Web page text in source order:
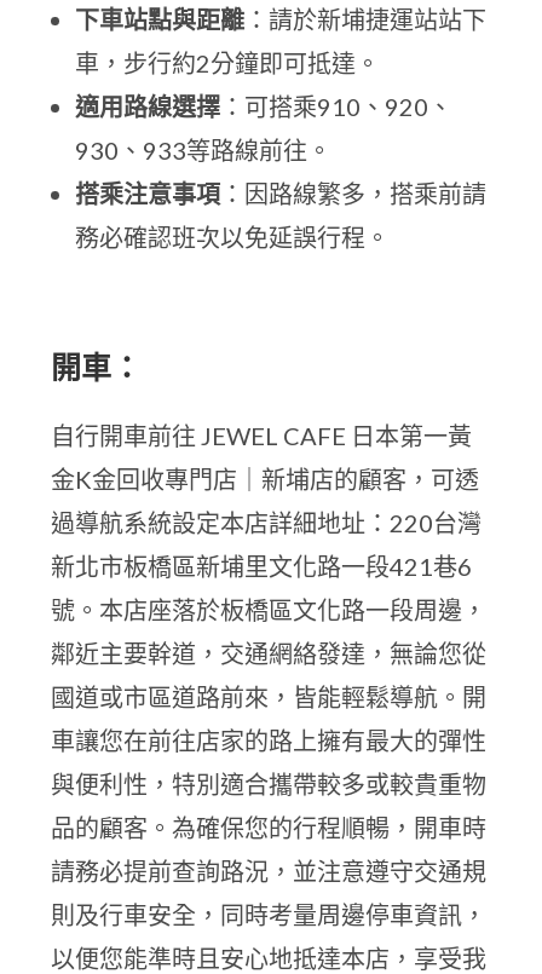
下車站點與距離 ：請於新埔捷運站站下
車，步行約2分鐘即可抵達。
適用路線選擇 ：可搭乘910、920、
930、933等路線前往。
搭乘注意事項 ：因路線繁多，搭乘前請
務必確認班次以免延誤行程。
開車：
自行開車前往 JEWEL CAFE 日本第一黃
金K金回收專門店｜新埔店的顧客，可透
過導航系統設定本店詳細地址：220台灣
新北市板橋區新埔里文化路一段421巷6
號。本店座落於板橋區文化路一段周邊，
鄰近主要幹道，交通網絡發達，無論您從
國道或市區道路前來，皆能輕鬆導航。開
車讓您在前往店家的路上擁有最大的彈性
與便利性，特別適合攜帶較多或較貴重物
品的顧客。為確保您的行程順暢，開車時
請務必提前查詢路況，並注意遵守交通規
則及行車安全，同時考量周邊停車資訊，
以便您能準時且安心地抵達本店，享受我